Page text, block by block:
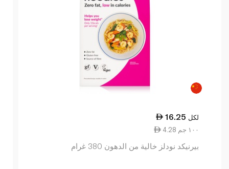
16.25 لكل
4.28 ١٠٠ جم
بيرنيكد نودلز خالية من الدهون 380 غرام